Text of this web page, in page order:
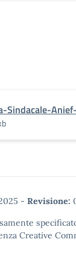
Sindacale-
- Revisione:
Creative